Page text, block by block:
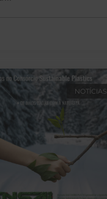
NOTÍCIAS